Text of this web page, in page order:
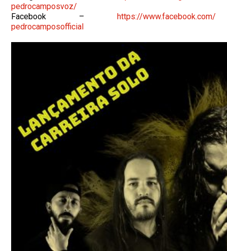
pedrocamposvoz/
Facebook – https://www.facebook.com/
pedrocamposofficial